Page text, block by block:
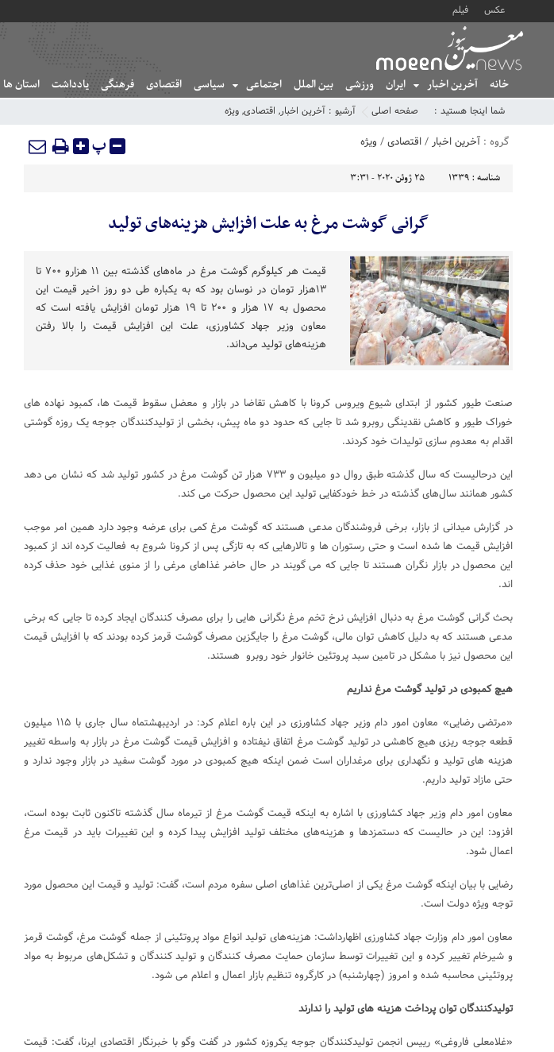
عکس فیلم
خانه آخرین اخبار ایران ورزشی بین الملل اجتماعی سیاسی اقتصادی فرهنگی یادداشت استان ها
شما اینجا هستید : صفحه اصلی آرشیو : آخرین اخبار, اقتصادی, ویژه
گروه : آخرین اخبار/اقتصادی/ ویژه پ
شناسه : 1339 25 ژوئن 2020 - 3:31
گرانی گوشت مرغ به علت افزایش هزینه‌های تولید
قیمت هر کیلوگرم گوشت مرغ در ماه‌های گذشته بین ۱۱ هزارو ۷۰۰ تا
۱۳هزار تومان در نوسان بود که به یکباره طی دو روز اخیر قیمت این
محصول به ۱۷ هزار و ۲۰۰ تا ۱۹ هزار تومان افزایش یافته است که
معاون وزیر جهاد کشاورزی، علت این افزایش قیمت را بالا رفتن
هزینه‌های تولید می‌داند.
صنعت طیور کشور از ابتدای شیوع ویروس کرونا با کاهش تقاضا در بازار و معضل سقوط قیمت ها، کمبود نهاده های
خوراک طیور و کاهش نقدینگی روبرو شد تا جایی که حدود دو ماه پیش، بخشی از تولیدکنندگان جوجه یک روزه گوشتی
اقدام به معدوم سازی تولیدات خود کردند.
این درحالیست که سال گذشته طبق روال دو میلیون و ۷۳۳ هزار تن گوشت مرغ در کشور تولید شد که نشان می دهد
کشور همانند سال‌های گذشته در خط خودکفایی تولید این محصول حرکت می کند.
در گزارش میدانی از بازار، برخی فروشندگان مدعی هستند که گوشت مرغ کمی برای عرضه وجود دارد همین امر موجب
افزایش قیمت ها شده است و حتی رستوران ها و تالارهایی که به تازگی پس از کرونا شروع به فعالیت کرده اند از کمبود
این محصول در بازار نگران هستند تا جایی که می گویند در حال حاضر غذاهای مرغی را از منوی غذایی خود حذف کرده
اند.
بحث گرانی گوشت مرغ به دنبال افزایش نرخ تخم مرغ نگرانی هایی را برای مصرف کنندگان ایجاد کرده تا جایی که برخی
مدعی هستند که به دلیل کاهش توان مالی، گوشت مرغ را جایگزین مصرف گوشت قرمز کرده بودند که با افزایش قیمت
این محصول نیز با مشکل در تامین سبد پروتئین خانوار خود روبرو هستند.
هیچ کمبودی در تولید گوشت مرغ نداریم
«مرتضی رضایی» معاون امور دام وزیر جهاد کشاورزی در این باره اعلام کرد: در اردیبهشتماه سال جاری با ۱۱۵ میلیون
قطعه جوجه ریزی هیچ کاهشی در تولید گوشت مرغ اتفاق نیفتاده و افزایش قیمت گوشت مرغ در بازار به واسطه تغییر
هزینه های تولید و نگهداری برای مرغداران است ضمن اینکه هیچ کمبودی در مورد گوشت سفید در بازار وجود ندارد و
حتی مازاد تولید داریم.
معاون امور دام وزیر جهاد کشاورزی با اشاره به اینکه قیمت گوشت مرغ از تیرماه سال گذشته تاکنون ثابت بوده است،
افزود: این در حالیست که دستمزدها و هزینه‌های مختلف تولید افزایش پیدا کرده و این تغییرات باید در قیمت مرغ
اعمال شود.
رضایی با بیان اینکه گوشت مرغ یکی از اصلی‌ترین غذاهای اصلی سفره مردم است، گفت: تولید و قیمت این محصول مورد
توجه ویژه دولت است.
معاون امور دام وزارت جهاد کشاورزی اظهارداشت: هزینه‌های تولید انواع مواد پروتئینی از جمله گوشت مرغ، گوشت قرمز
و شیرخام تغییر کرده و این تغییرات توسط سازمان حمایت مصرف کنندگان و تولید کنندگان و تشکل‌های مربوط به مواد
پروتئینی محاسبه شده و امروز (چهارشنبه) در کارگروه تنظیم بازار اعمال و اعلام می شود.
تولیدکنندگان توان پرداخت هزینه های تولید را ندارند
«غلامعلی فاروغی» رییس انجمن تولیدکنندگان جوجه یکروزه کشور در گفت وگو با خبرنگار اقتصادی ایرنا، گفت: قیمت